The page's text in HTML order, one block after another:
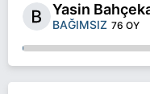
Yasin
BAĞIMSIZ 76 OY